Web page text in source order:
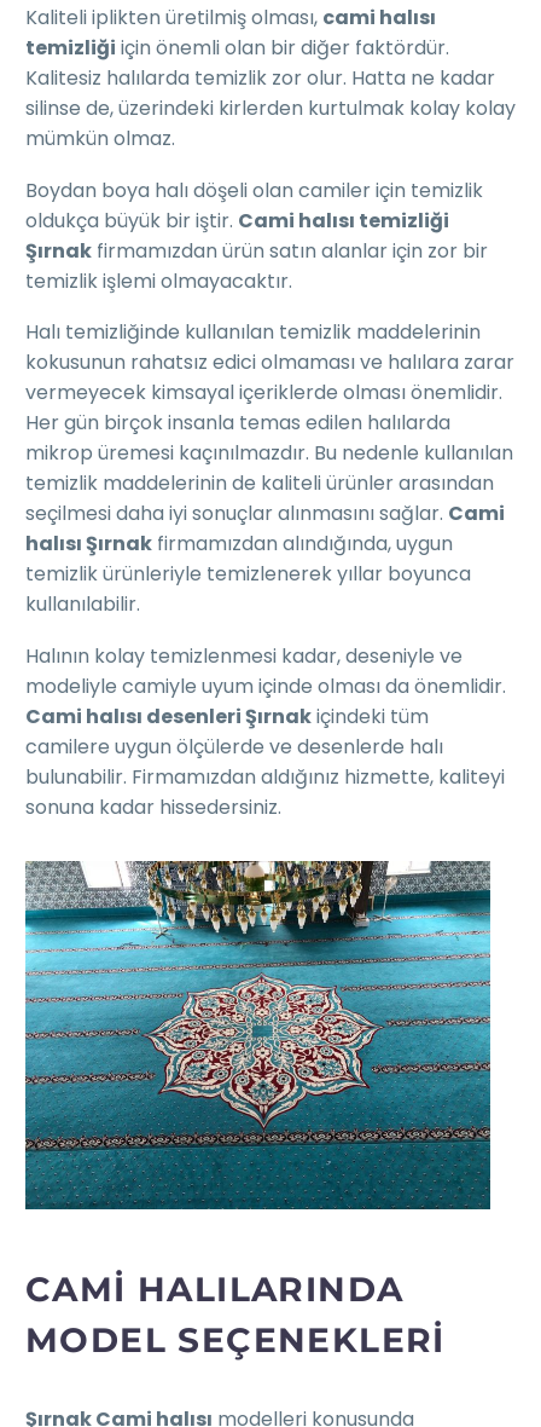
Kaliteli iplikten üretilmiş olması, cami halısı
temizliği için önemli olan bir diğer faktördür.
Kalitesiz halılarda temizlik zor olur. Hatta ne kadar
silinse de, üzerindeki kirlerden kurtulmak kolay kolay
mümkün olmaz.
Boydan boya halı döşeli olan camiler için temizlik
oldukça büyük bir iştir. Cami halısı temizliği
Şırnak firmamızdan ürün satın alanlar için zor bir
temizlik işlemi olmayacaktır.
Halı temizliğinde kullanılan temizlik maddelerinin
kokusunun rahatsız edici olmaması ve halılara zarar
vermeyecek kimsayal içeriklerde olması önemlidir.
Her gün birçok insanla temas edilen halılarda
mikrop üremesi kaçınılmazdır. Bu nedenle kullanılan
temizlik maddelerinin de kaliteli ürünler arasından
seçilmesi daha iyi sonuçlar alınmasını sağlar. Cami
halısı Şırnak firmamızdan alındığında, uygun
temizlik ürünleriyle temizlenerek yıllar boyunca
kullanılabilir.
Halının kolay temizlenmesi kadar, deseniyle ve
modeliyle camiyle uyum içinde olması da önemlidir.
Cami halısı desenleri Şırnakiçindeki tüm
camilere uygun ölçülerde ve desenlerde halı
bulunabilir. Firmamızdan aldığınız hizmette, kaliteyi
sonuna kadar hissedersiniz.
CAMİ HALILARINDA
MODEL SEÇENEKLERI
Şırnak Cami halısı modelleri konusunda